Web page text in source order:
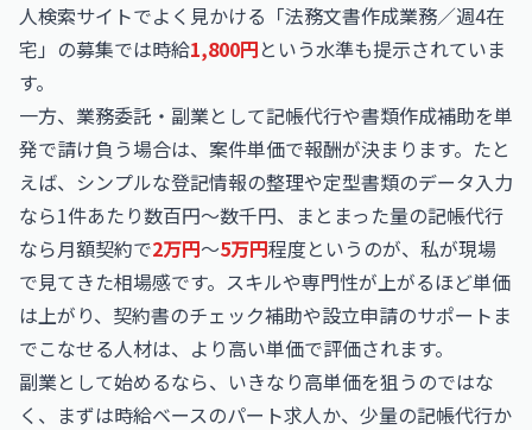
人検索サイトでよく見かける「法務文書作成業務／週4在
宅」の募集では時給1,800円という水準も提示されていま
す。
一方、業務委託・副業として記帳代行や書類作成補助を単
発で請け負う場合は、案件単価で報酬が決まります。たと
えば、シンプルな登記情報の整理や定型書類のデータ入力
なら1件あたり数百円〜数千円、まとまった量の記帳代行
なら月額契約で2万円〜5万円程度というのが、私が現場
で見てきた相場感です。スキルや専門性が上がるほど単価
は上がり、契約書のチェック補助や設立申請のサポートま
でこなせる人材は、より高い単価で評価されます。
副業として始めるなら、いきなり高単価を狙うのではな
く、まずは時給ベースのパート求人か、少量の記帳代行か